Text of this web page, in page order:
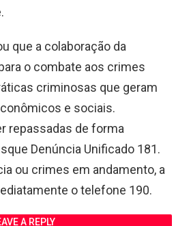
que a colaboração da
o combate aos crimes
criminosas que geram
e sociais.
repassadas de forma
Denúncia Unificado 181.
ou crimes em andamento, a
o telefone 190.
A REPLY